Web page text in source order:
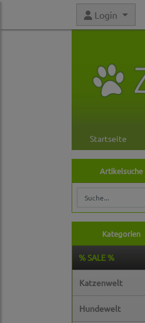
Login
Startseite
Artikelsuche
Kategorien
% SALE %
Katzenwelt
Hundewelt